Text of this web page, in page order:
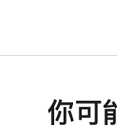
你可